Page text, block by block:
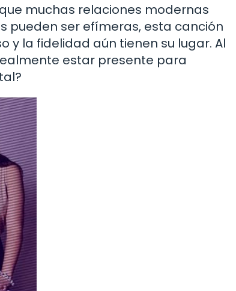
muchas relaciones modernas
pueden ser efímeras, esta canción
y la fidelidad aún tienen su lugar. Al
estar presente para